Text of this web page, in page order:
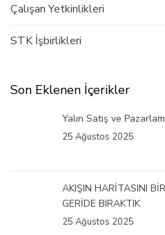
Çalışan Yetkinlikleri
STK İşbirlikleri
Son Eklenen İçerikler
Yalın Satış ve
25 Ağustos 2025
AKIŞIN HARİTASINI
GERİDE BIRAKTIK
25 Ağustos 2025